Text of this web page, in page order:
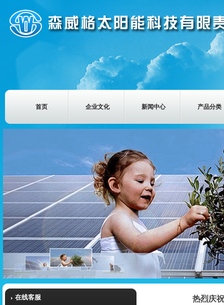
首页 企业文化 新闻中心 产品分类
热烈庆
在线客服